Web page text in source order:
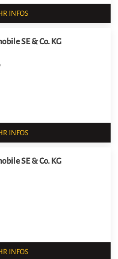
INFOS
SE & Co. KG
INFOS
SE & Co. KG
INFOS